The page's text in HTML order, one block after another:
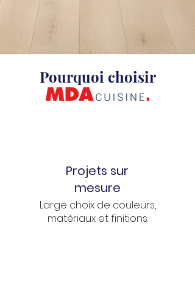
Pourquoi choisir
Projets sur
mesure
Large choix de couleurs,
matériaux et finitions.